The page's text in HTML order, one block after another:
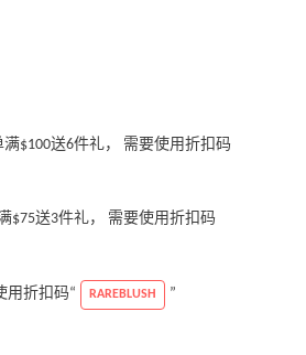
$100送6件礼， 需要使用折扣码
$75送3件礼， 需要使用折扣码
用折扣码“ RAREBLUSH ”
丝芙兰预授权变0是砍单？别慌，可能只